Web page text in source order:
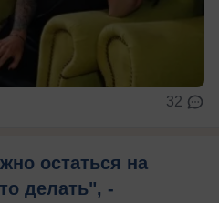
32
остаться на
делать", -